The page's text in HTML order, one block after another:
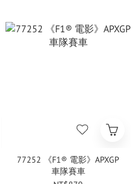
77252 《F1® 電影》APXGP
車隊賽車